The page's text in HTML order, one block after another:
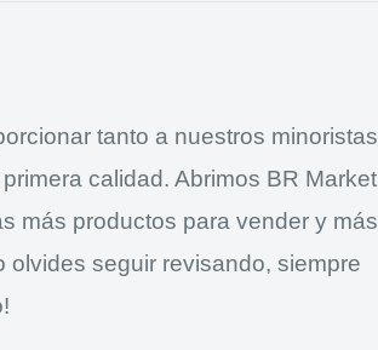
tanto a nuestros minoristas
calidad. Abrimos BR Market
más productos para vender y más
olvides seguir revisando, siempre